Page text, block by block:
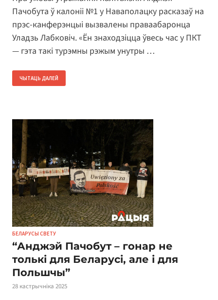
Пачобута ў калоніі №1 у Наваполацку расказаў на
прэс-канферэнцыі вызвалены праваабаронца
Уладзь Лабковіч. «Ён знаходзіцца ўвесь час у ПКТ
— гэта такі турэмны рэжым унутры …
ЧЫТАЦЬ ДАЛЕЙ
БЕЛАРУСЫ СВЕТУ
“Анджэй Пачобут – гонар не
толькі для Беларусі, але і для
Польшчы”
28 кастрычніка 2025